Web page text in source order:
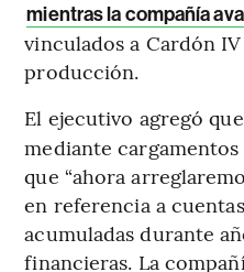
mientras la compañía
vinculados a Cardón
producción.
El ejecutivo agregó
mediante
que “ahora
en referencia a
acumuladas durante
financieras. La